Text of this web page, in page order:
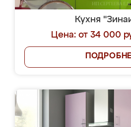
Кухня
Цена: от 34 000